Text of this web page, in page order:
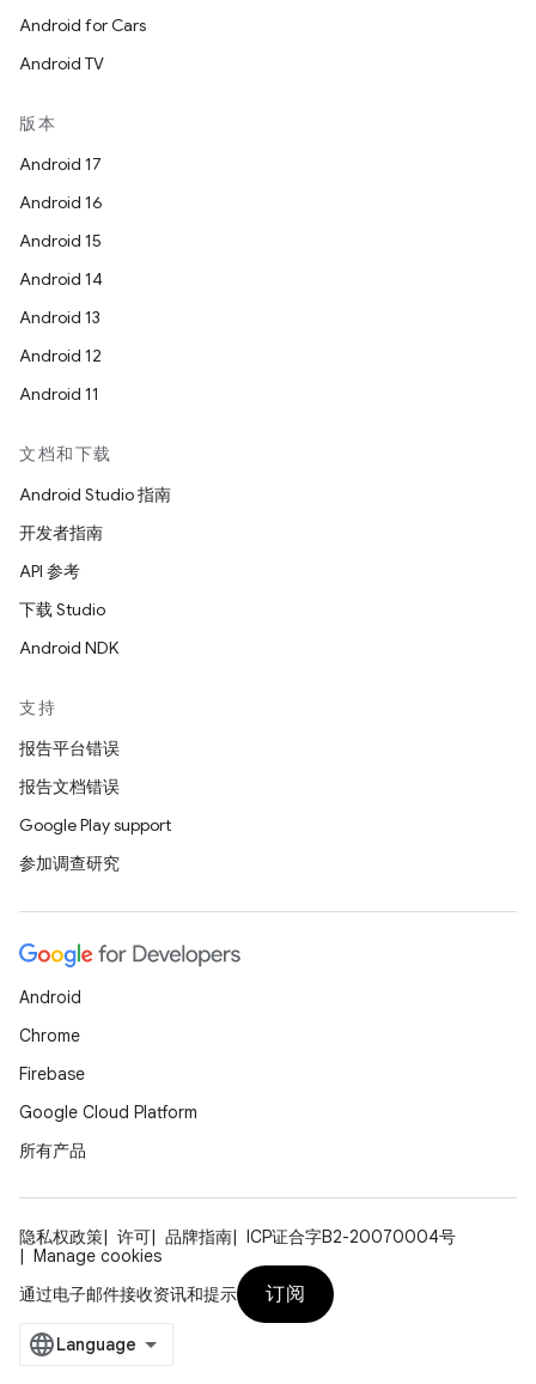
Android for Cars
Android TV
版本
Android 17
Android 16
Android 15
Android 14
Android 13
Android 12
Android 11
文档和下载
Android Studio 指南
开发者指南
API 参考
下载 Studio
Android NDK
支持
报告平台错误
报告文档错误
Google Play support
参加调查研究
Android
Chrome
Firebase
Google Cloud Platform
所有产品
隐私权政策 许可 品牌指南
ICP证合字B2-20070004号
Manage cookies
通过电子邮件接收资讯和提示
订阅